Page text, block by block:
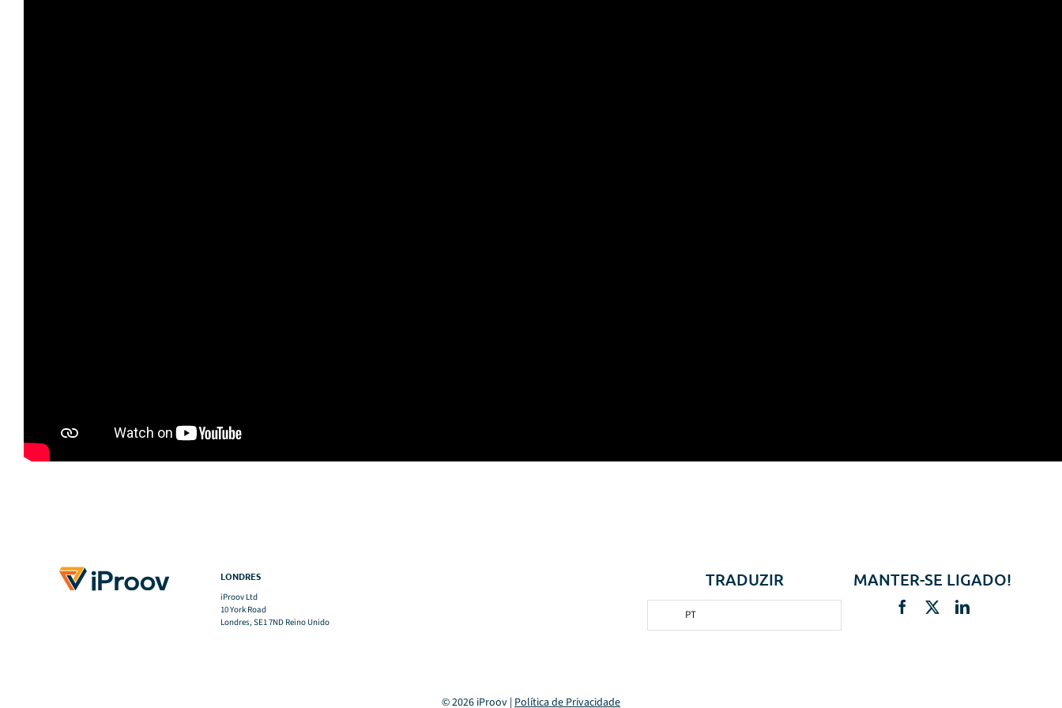
LONDRES
iProov Ltd
10 York Road
Londres, SE1 7ND Reino Unido
TRADUZIR
PT
MANTER-SE LIGADO!
© 2026 iProov | Política de Privacidade